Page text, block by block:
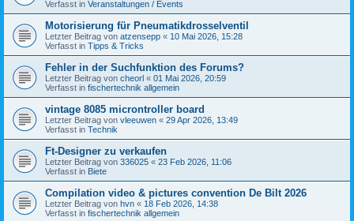
Verfasst in Veranstaltungen / Events
Motorisierung für Pneumatikdrosselventil
Letzter Beitrag von atzensepp « 10 Mai 2026, 15:28
Verfasst in Tipps & Tricks
Fehler in der Suchfunktion des Forums?
Letzter Beitrag von cheorl « 01 Mai 2026, 20:59
Verfasst in fischertechnik allgemein
vintage 8085 microntroller board
Letzter Beitrag von vleeuwen « 29 Apr 2026, 13:49
Verfasst in Technik
Ft-Designer zu verkaufen
Letzter Beitrag von 336025 « 23 Feb 2026, 11:06
Verfasst in Biete
Compilation video & pictures convention De Bilt 2026
Letzter Beitrag von hvn « 18 Feb 2026, 14:38
Verfasst in fischertechnik allgemein